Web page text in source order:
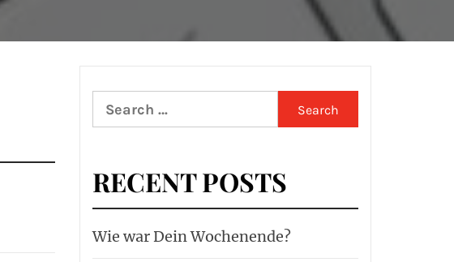
Search
for:
RECENT POSTS
Wie war Dein Wochenende?